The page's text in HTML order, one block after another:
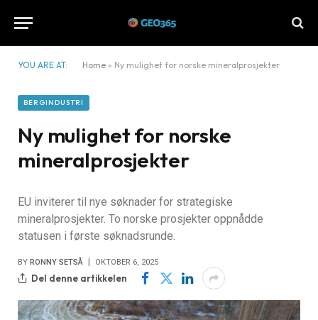
YOU ARE AT: Home » Ny mulighet for norske mineralprosjekter
BERGINDUSTRI
Ny mulighet for norske
mineralprosjekter
EU inviterer til nye søknader for strategiske
mineralprosjekter. To norske prosjekter oppnådde
statusen i første søknadsrunde.
BY RONNY SETSÅ OKTOBER 6, 2025
Del denne artikkelen